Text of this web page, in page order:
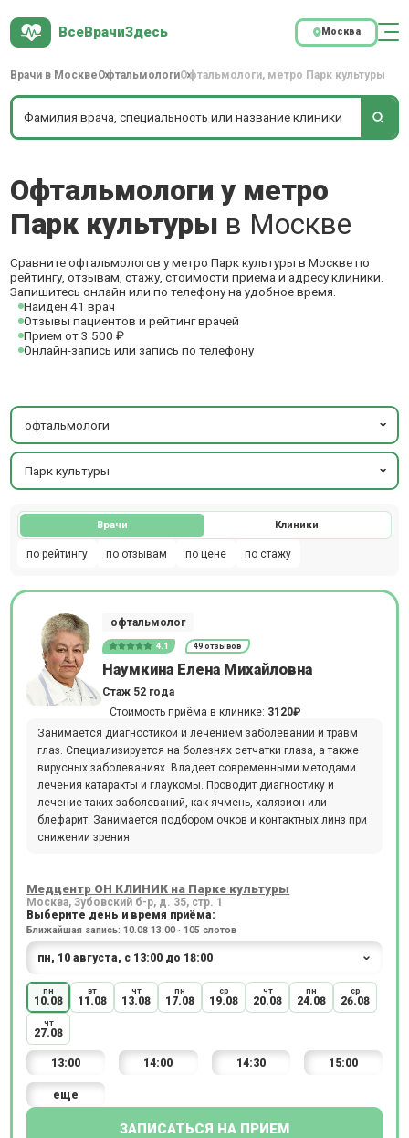
ВсеВрачиЗдесь Москва
Врачи в МосквеОфтальмологиОфтальмологи, метро Парк культуры
Офтальмологи у метро
Парк культуры в Москве
Сравните офтальмологов у метро Парк культуры в Москве по
рейтингу, отзывам, стажу, стоимости приема и адресу клиники.
Запишитесь онлайн или по телефону на удобное время.
Найден 41 врач
Отзывы пациентов и рейтинг врачей
Прием от 3 500 ₽
Онлайн-запись или запись по телефону
офтальмологи
Парк культуры
Врачи Клиники
по рейтингу по отзывам по цене по стажу
офтальмолог
4.1 49 отзывов
Наумкина Елена Михайловна
Стаж 52 года
Стоимость приёма в клинике: 3120₽
Занимается диагностикой и лечением заболеваний и травм
глаз. Специализируется на болезнях сетчатки глаза, а также
вирусных заболеваниях. Владеет современными методами
лечения катаракты и глаукомы. Проводит диагностику и
лечение таких заболеваний, как ячмень, халязион или
блефарит. Занимается подбором очков и контактных линз при
снижении зрения.
Медцентр ОН КЛИНИК на Парке культуры
Москва, Зубовский б-р, д. 35, стр. 1
Выберите день и время приёма:
Ближайшая запись: 10.08 13:00 · 105 слотов
пн
10.08
вт
11.08
чт
13.08
пн
17.08
ср
19.08
чт
20.08
пн
24.08
ср
26.08
чт
27.08
13:00 14:00 14:30 15:00
еще
ЗАПИСАТЬСЯ НА ПРИЕМ